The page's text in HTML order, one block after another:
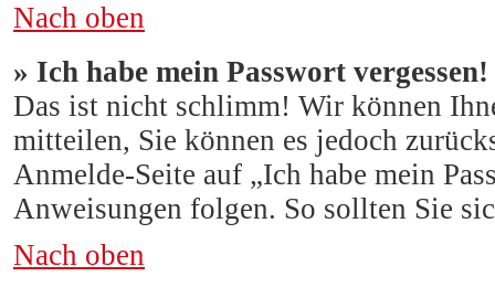
Nach oben
» Ich habe mein Passwort vergessen!
Das ist nicht schlimm! Wir können
mitteilen, Sie können es jedoch
Anmelde-Seite auf „Ich habe mein
Anweisungen folgen. So sollten Sie
Nach oben